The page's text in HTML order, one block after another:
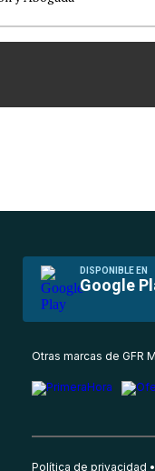
DISPONIBLE EN
Google
Otras marcas de GFR
Política de privacidad